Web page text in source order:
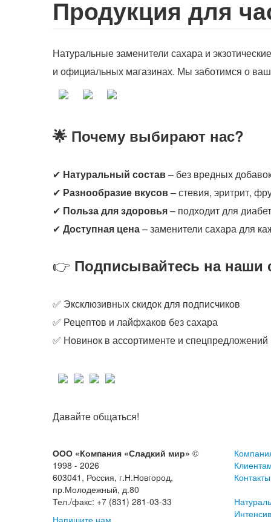
Продукция для
Натуральные заменители сахара и
и официальных магазинах. Мы заботимся о
🌟 Почему выбирают нас?
✔ Натуральный состав– без вредных
✔ Разнообразие вкусов– стевия, эритрит,
✔ Польза для здоровья– подходит для
✔ Доступная цена– заменители сахара для
👉 Подписывайтесь на наши
✅ Эксклюзивных скидок для подписчиков
✅ Рецептов и лайфхаков без сахара
✅ Новинок в ассортименте и спецпредложений
Давайте общаться!
ООО «Компания «Сладкий мир» ©
1998 - 2026
603041, Россия, г.Н.Новгород,
пр.Молодежный, д.80
Тел./факс: +7 (831) 281-03-33
Напишите нам
Контакты